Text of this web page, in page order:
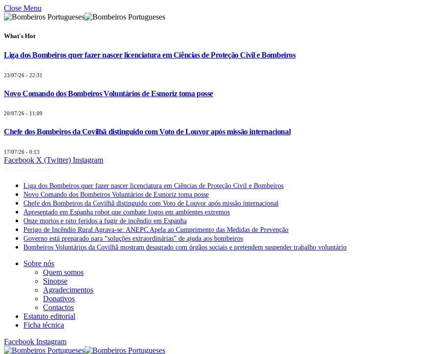
Close Menu
What's Hot
Liga dos Bombeiros quer fazer nascer licenciatura em Ciências de Proteção Civil e Bombeiros
23/07/26 - 22:31
Novo Comando dos Bombeiros Voluntários de Esmoriz toma posse
20/07/26 - 11:09
Chefe dos Bombeiros da Covilhã distinguido com Voto de Louvor após missão internacional
17/07/26 - 0:13
Facebook X (Twitter) Instagram
Liga dos Bombeiros quer fazer nascer licenciatura em Ciências de Proteção Civil e Bombeiros
Novo Comando dos Bombeiros Voluntários de Esmoriz toma posse
Chefe dos Bombeiros da Covilhã distinguido com Voto de Louvor após missão internacional
Apresentado em Espanha robot que combate fogos em ambientes extremos
Onze mortos e oito feridos a fugir de incêndio em Espanha
Perigo de Incêndio Rural Agrava-se: ANEPC Apela ao Cumprimento das Medidas de Prevenção
Governo está preparado para “soluções extraordinárias” de ajuda aos bombeiros
Bombeiros Voluntários da Covilhã mostram desagrado com órgãos sociais e pretendem suspender trabalho voluntário
Sobre nós
Quem somos
Sinopse
Agradecimentos
Donativos
Contactos
Estatuto editorial
Ficha técnica
Facebook Instagram